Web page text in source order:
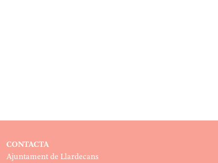
CONTACTA
Ajuntament de Llardecans